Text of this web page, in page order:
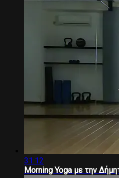
31:12
Morning Yoga με την